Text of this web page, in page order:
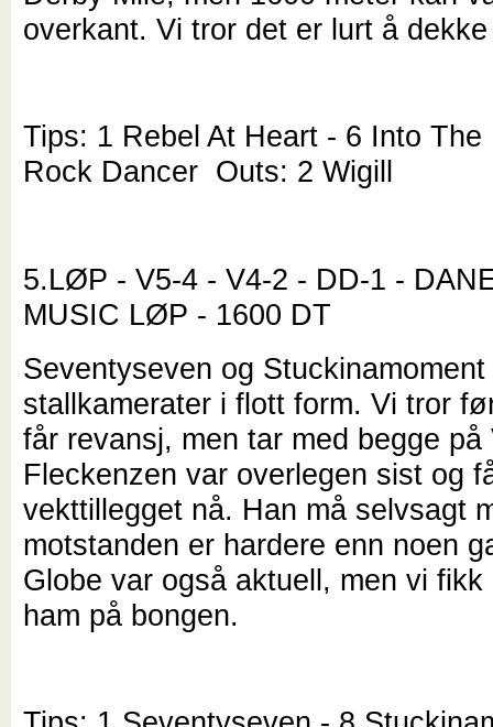
overkant. Vi tror det er lurt å
Tips: 1 Rebel At Heart - 6 Into The
Rock Dancer Outs: 2 Wigill
5.LØP - V5-4 - V4-2 - DD-1 -
MUSIC LØP - 1600 DT
Seventyseven og
stallkamerater i flott form. Vi tror
får revansj, men tar med begge på
Fleckenzen var overlegen sist og
vekttillegget nå. Han må selvsagt
motstanden er hardere enn noen
Globe var også aktuell, men vi
ham på bongen.